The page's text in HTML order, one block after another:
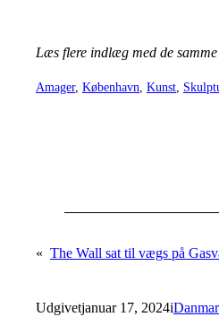
Læs flere indlæg med de
Amager, København Kunst
« The Wall sat til vægs på
Udgivetjanuar 17, 2024i